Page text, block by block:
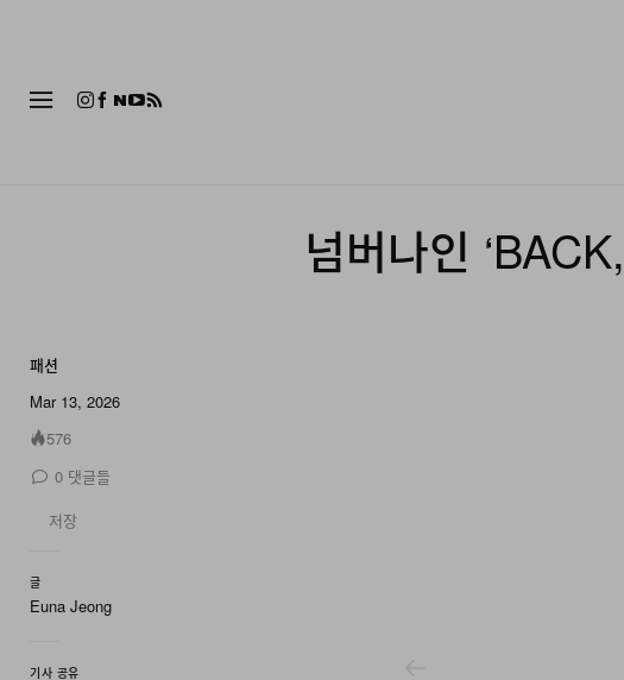
넘버나인
패션
Mar 13, 2026
576
0 댓글들
저장
글
Euna Jeong
기사 공유